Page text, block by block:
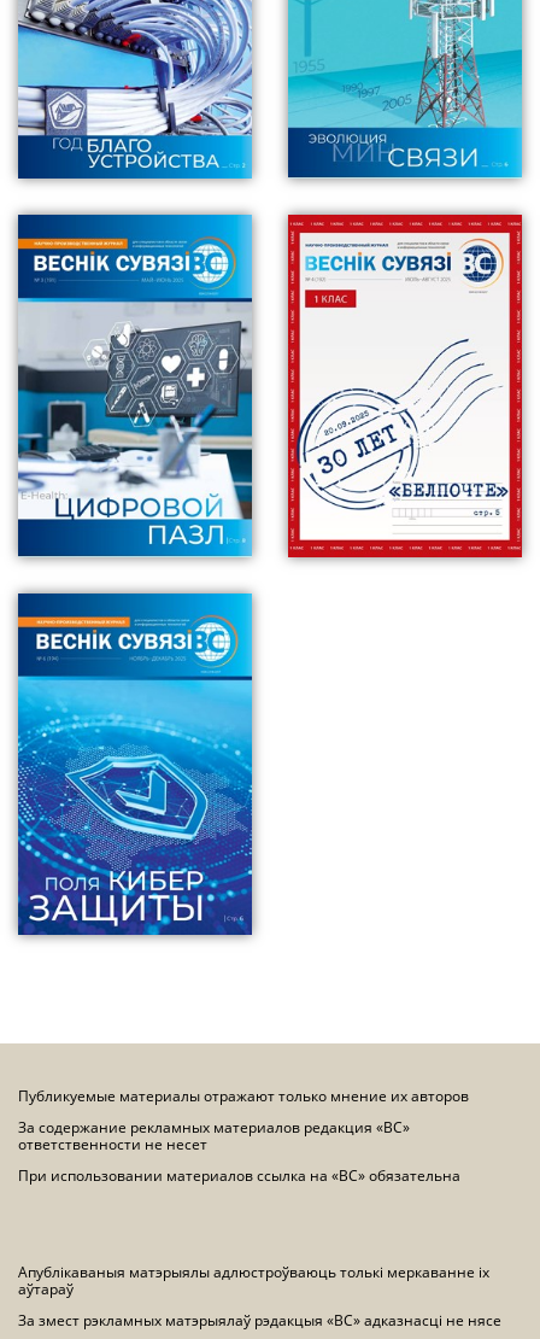
Публикуемые материалы отражают только мнение их авторов
За содержание рекламных материалов редакция «ВС»
ответственности не несет
При использовании материалов ссылка на «ВС» обязательна
Апублікаваныя матэрыялы адлюстроўваюць толькі меркаванне іх
аўтараў
За змест рэкламных матэрыялаў рэдакцыя «ВС» адказнасці не нясе